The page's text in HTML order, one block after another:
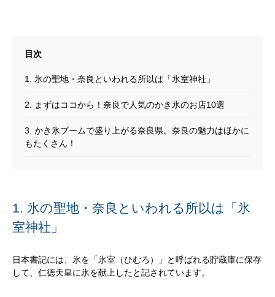
1. 氷の聖地・奈良といわれる所以は「氷室神社」
2. まずはココから！奈良で人気のかき氷のお店10選
3. かき氷ブームで盛り上がる奈良県。奈良の魅力はほかに
もたくさん！
1. 氷の聖地・奈良といわれる所以は「氷
室神社」
日本書記には、氷を「氷室（ひむろ）」と呼ばれる貯蔵庫に保存
して、仁徳天皇に氷を献上したと記されています。